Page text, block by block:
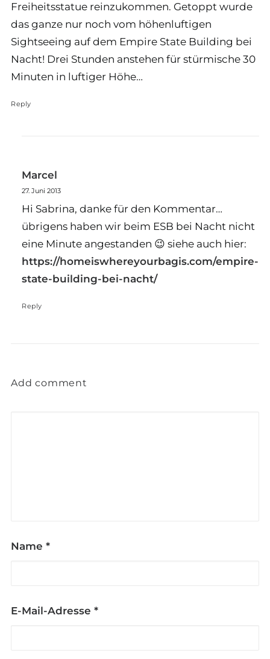
Freiheitsstatue reinzukommen. Getoppt wurde
das ganze nur noch vom höhenluftigen
Sightseeing auf dem Empire State Building bei
Nacht! Drei Stunden anstehen für stürmische 30
Minuten in luftiger Höhe…
Reply
Marcel
27. Juni 2013
Hi Sabrina, danke für den Kommentar…
übrigens haben wir beim ESB bei Nacht nicht
eine Minute angestanden 😉 siehe auch hier:
https://homeiswhereyourbagis.com/empire-
state-building-bei-nacht/
Reply
Add comment
Name *
E-Mail-Adresse *